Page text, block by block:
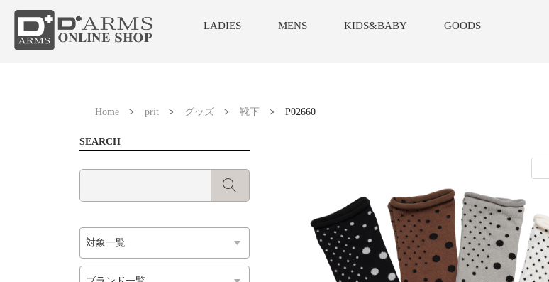
LADIES MENS KIDS&BABY GOODS
Home> prit> グッズ> 靴下 > P02660
SEARCH